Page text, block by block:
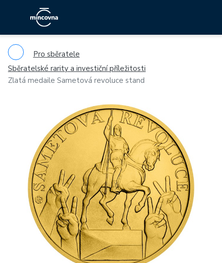
Pro sběratele
Sběratelské rarity a investiční příležitosti
Zlatá medaile Sametová revoluce stand
Previous